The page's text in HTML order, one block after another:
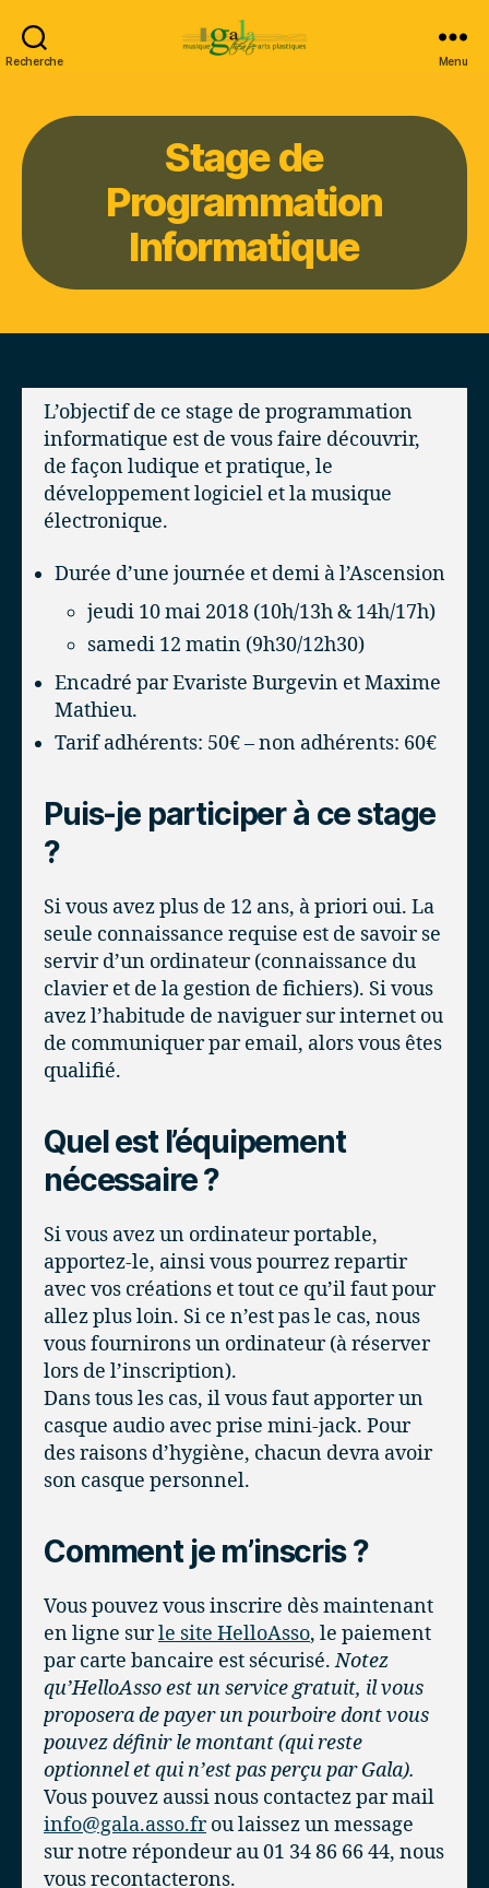
Recherche Menu
Stage de
Programmation
Informatique
L’objectif de ce stage de programmation
informatique est de vous faire découvrir,
de façon ludique et pratique, le
développement logiciel et la musique
électronique.
Durée d’une journée et demi à l’Ascension
jeudi 10 mai 2018 (10h/13h & 14h/17h)
samedi 12 matin (9h30/12h30)
Encadré par Evariste Burgevin et Maxime
Mathieu.
Tarif adhérents: 50€ – non adhérents: 60€
Puis-je participer à ce stage
?
Si vous avez plus de 12 ans, à priori oui. La
seule connaissance requise est de savoir se
servir d’un ordinateur (connaissance du
clavier et de la gestion de fichiers). Si vous
avez l’habitude de naviguer sur internet ou
de communiquer par email, alors vous êtes
qualifié.
Quel est l’équipement
nécessaire ?
Si vous avez un ordinateur portable,
apportez-le, ainsi vous pourrez repartir
avec vos créations et tout ce qu’il faut pour
allez plus loin. Si ce n’est pas le cas, nous
vous fournirons un ordinateur (à réserver
lors de l’inscription).
Dans tous les cas, il vous faut apporter un
casque audio avec prise mini-jack. Pour
des raisons d’hygiène, chacun devra avoir
son casque personnel.
Comment je m’inscris ?
Vous pouvez vous inscrire dès maintenant
en ligne surle site HelloAsso, le paiement
par carte bancaire est sécurisé.Notez
qu’HelloAsso est un service gratuit, il vous
proposera de payer un pourboire dont vous
pouvez définir le montant (qui reste
optionnel et qui n’est pas perçu par Gala).
Vous pouvez aussi nous contactez par mail
info@gala.asso.frou laissez un message
sur notre répondeur au 01 34 86 66 44, nous
vous recontacterons.